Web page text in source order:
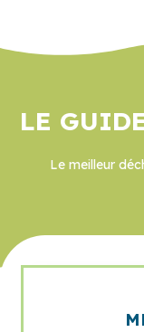
LE
Le meilleur